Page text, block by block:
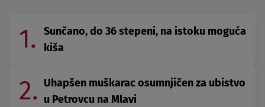
1.
Sunčano, do 36 stepeni, na istoku moguća
kiša
2. Uhapšen muškarac osumnjičen za ubistvo
u Petrovcu na Mlavi